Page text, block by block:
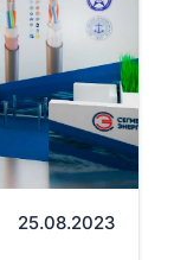
25.08.2023